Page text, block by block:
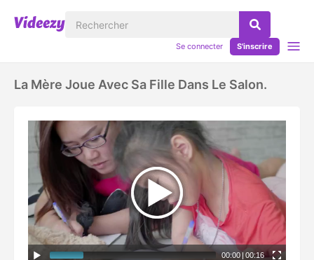
Se connecter S'inscrire
La Mère Joue Avec Sa Fille Dans Le Salon.
00:00 | 00:16